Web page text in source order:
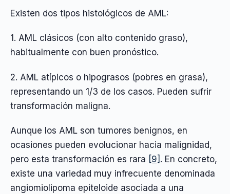
Existen dos tipos histológicos de AML:
1. AML clásicos (con alto contenido graso),
habitualmente con buen pronóstico.
2. AML atípicos o hipograsos (pobres en grasa),
representando un 1/3 de los casos. Pueden sufrir
transformación maligna.
Aunque los AML son tumores benignos, en
ocasiones pueden evolucionar hacia malignidad,
pero esta transformación es rara [9] . En concreto,
existe una variedad muy infrecuente denominada
angiomiolipoma epiteloide asociada a una